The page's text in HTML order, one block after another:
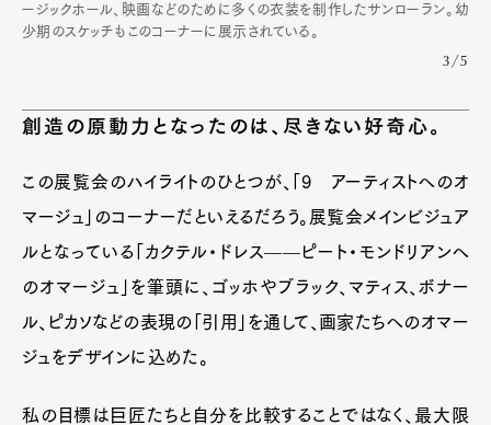
ージックホール、映画などのために多くの衣装を制作したサンローラン。幼
少期のスケッチもこのコーナーに展示されている。
3/5
創造の原動力となったのは、尽きない好奇心。
この展覧会のハイライトのひとつが、「9 アーティストへのオ
マージュ」のコーナーだといえるだろう。展覧会メインビジュア
ルとなっている「カクテル・ドレス——ピート・モンドリアンへ
のオマージュ」を筆頭に、ゴッホやブラック、マティス、ボナー
ル、ピカソなどの表現の「引用」を通して、画家たちへのオマー
ジュをデザインに込めた。
私の目標は巨匠たちと自分を比較することではなく、最大限